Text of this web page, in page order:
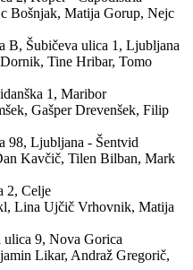
Bošnjak, Matija Gorup, Nejc
B, Šubičeva ulica 1, Ljubljana
Tine Hribar, Tomo
1, Maribor
Gašper Drevenšek, Filip
98, Ljubljana - Šentvid
Kavčič, Tilen Bilban, Mark
2, Celje
Lina Ujčič Vrhovnik, Matija
ulica 9, Nova Gorica
Likar, Andraž Gregorič,